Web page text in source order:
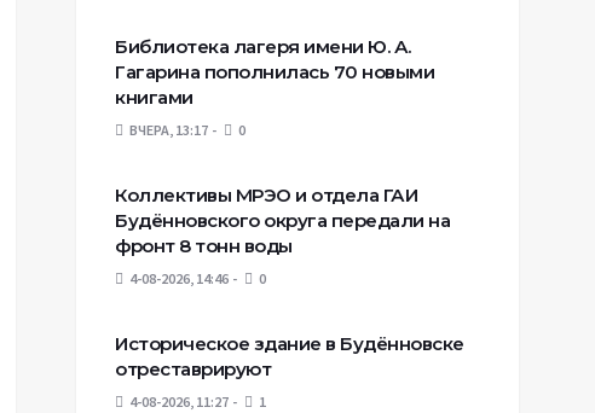
Библиотека лагеря имени Ю. А.
Гагарина пополнилась 70 новыми
книгами
ВЧЕРА, 13:17 0
Коллективы МРЭО и отдела ГАИ
Будённовского округа передали на
фронт 8 тонн воды
4-08-2026, 14:46 0
Историческое здание в Будённовске
отреставрируют
4-08-2026, 11:27 1